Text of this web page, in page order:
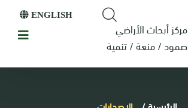
مركز أبحاث الأراضي
صمود / منعة / تنمية
ENGLISH